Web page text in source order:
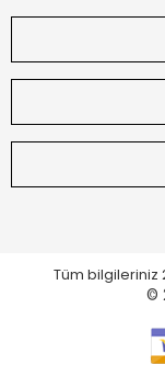
Tüm bilgileriniz
©